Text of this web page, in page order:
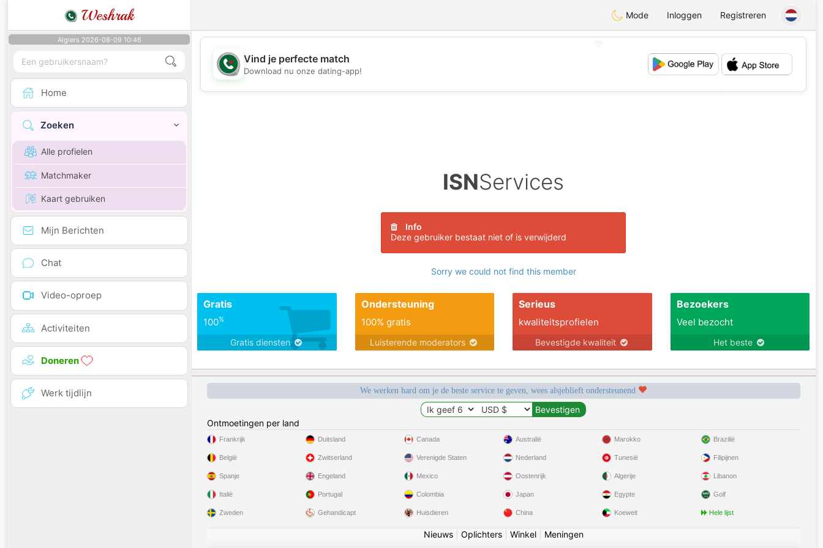
Weshrak Mode Inloggen Registreren
Algiers 2026-08-09 10:46
Home
Zoeken
Alle profielen
Matchmaker
Kaart gebruiken
Mijn Berichten
Chat
Video-oproep
Activiteiten
Doneren
Werk tijdlijn
💖
💕
Vind je perfecte match
Download nu onze dating-app!
ISNServices
Info
Deze gebruiker bestaat niet of is verwijderd
Sorry we could not find this member
Gratis
100%
Gratis diensten
Ondersteuning
100% gratis
Luisterende moderators
Serieus
kwaliteitsprofielen
Bevestigde kwaliteit
Bezoekers
Veel bezocht
Het beste
We werken hard om je de beste service te geven, wees alsjeblieft ondersteunend
Ontmoetingen per land
Frankrijk
België
Spanje
Italië
Zweden
Duitsland
Zwitserland
Engeland
Portugal
Gehandicapt
Canada
Verenigde Staten
Mexico
Colombia
Huisdieren
Australië
Nederland
Oostenrijk
Japan
China
Marokko
Tunesië
Algerije
Egypte
Koeweit
Brazilië
Filipijnen
Libanon
Golf
Hele lijst
Nieuws| Oplichters| Winkel| Meningen